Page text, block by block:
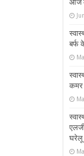
आज
बर्फ
कमर
घरेलू